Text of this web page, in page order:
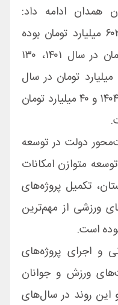
همدان ادامه داد:
مجموع اعتبارات این قراردادها ۶۰۳ میلیارد تومان بوده
که از این میزان ۸۲ میلیارد تومان در سال ۱۴۰۱، ۱۳۰
میلیارد تومان در سال ۱۴۰۲، ۱۰۴ میلیارد تومان در سال
۱۴۰۳، ۲۴۷ میلیارد تومان در سال ۱۴۰۴ و ۴۰ میلیارد تومان
دولت در توسعه
متوازن امکانات
تکمیل پروژه‌های
ورزشی از مهم‌ترین
است.
و اجرای پروژه‌های
ورزش و جوانان
روند در سال‌های